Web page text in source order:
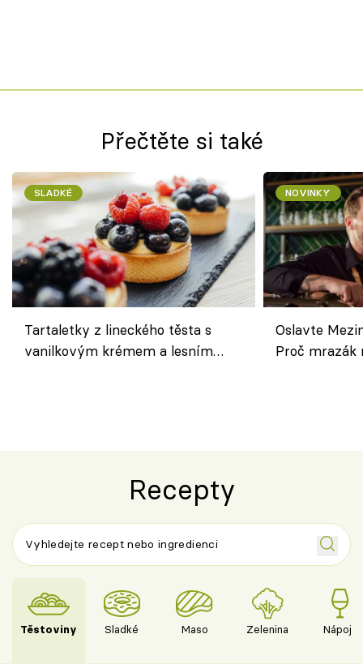
Přečtěte si také
SLADKÉ
Tartaletky z lineckého těsta s
vanilkovým krémem a lesním
NOVINKY
Oslavte
Proč
Recepty
Těstoviny Sladké Maso Zelenina Nápoje